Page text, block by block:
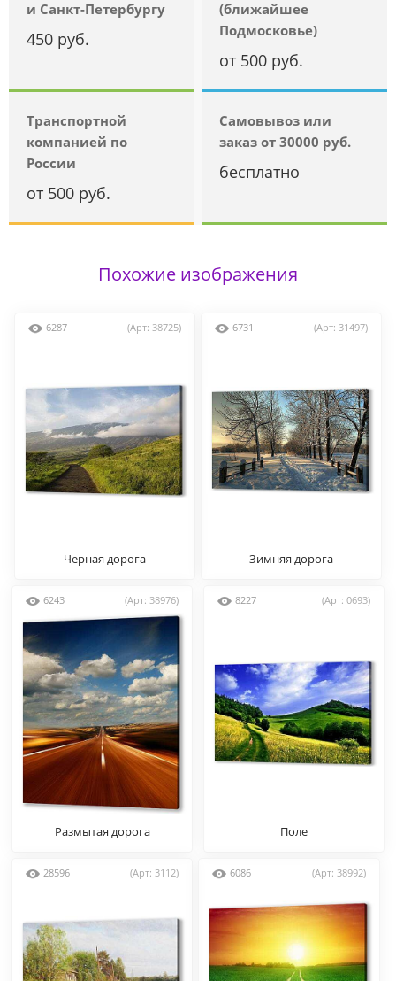
и Санкт-Петербургу
450 руб.
(ближайшее
Подмосковье)
от 500 руб.
Транспортной
компанией по
России
от 500 руб.
Самовывоз или
заказ от 30000 руб.
бесплатно
Похожие изображения
6287 (Арт: 38725)
Черная дорога
6731 (Арт: 31497)
Зимняя дорога
6243 (Арт: 38976)
Размытая дорога
8227 (Арт: 0693)
Поле
28596 (Арт: 3112) 6086 (Арт: 38992)